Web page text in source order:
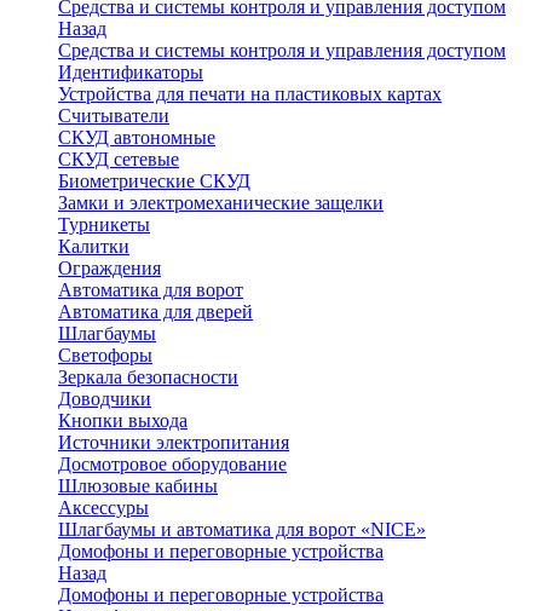
Средства и системы контроля и управления доступом
Назад
Средства и системы контроля и управления доступом
Идентификаторы
Устройства для печати на пластиковых картах
Считыватели
СКУД автономные
СКУД сетевые
Биометрические СКУД
Замки и электромеханические защелки
Турникеты
Калитки
Ограждения
Автоматика для ворот
Автоматика для дверей
Шлагбаумы
Светофоры
Зеркала безопасности
Доводчики
Кнопки выхода
Источники электропитания
Досмотровое оборудование
Шлюзовые кабины
Аксессуры
Шлагбаумы и автоматика для ворот «NICE»
Домофоны и переговорные устройства
Назад
Домофоны и переговорные устройства